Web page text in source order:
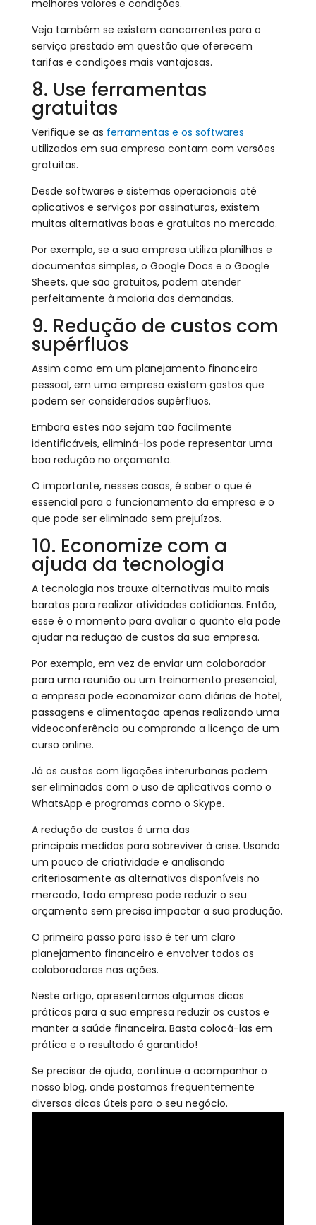
melhores valores e condições.
Veja também se existem concorrentes para o
serviço prestado em questão que oferecem
tarifas e condições mais vantajosas.
8. Use ferramentas
gratuitas
Verifique se as ferramentas e os softwares
utilizados em sua empresa contam com versões
gratuitas.
Desde softwares e sistemas operacionais até
aplicativos e serviços por assinaturas, existem
muitas alternativas boas e gratuitas no mercado.
Por exemplo, se a sua empresa utiliza planilhas e
documentos simples, o Google Docs e o Google
Sheets, que são gratuitos, podem atender
perfeitamente à maioria das demandas.
9. Redução de custos com
supérfluos
Assim como em um planejamento financeiro
pessoal, em uma empresa existem gastos que
podem ser considerados supérfluos.
Embora estes não sejam tão facilmente
identificáveis, eliminá-los pode representar uma
boa redução no orçamento.
O importante, nesses casos, é saber o que é
essencial para o funcionamento da empresa e o
que pode ser eliminado sem prejuízos.
10. Economize com a
ajuda da tecnologia
A tecnologia nos trouxe alternativas muito mais
baratas para realizar atividades cotidianas. Então,
esse é o momento para avaliar o quanto ela pode
ajudar na redução de custos da sua empresa.
Por exemplo, em vez de enviar um colaborador
para uma reunião ou um treinamento presencial,
a empresa pode economizar com diárias de hotel,
passagens e alimentação apenas realizando uma
videoconferência ou comprando a licença de um
curso online.
Já os custos com ligações interurbanas podem
ser eliminados com o uso de aplicativos como o
WhatsApp e programas como o Skype.
A redução de custos é uma das
principais medidas para sobreviver à crise. Usando
um pouco de criatividade e analisando
criteriosamente as alternativas disponíveis no
mercado, toda empresa pode reduzir o seu
orçamento sem precisa impactar a sua produção.
O primeiro passo para isso é ter um claro
planejamento financeiro e envolver todos os
colaboradores nas ações.
Neste artigo, apresentamos algumas dicas
práticas para a sua empresa reduzir os custos e
manter a saúde financeira. Basta colocá-las em
prática e o resultado é garantido!
Se precisar de ajuda, continue a acompanhar o
nosso blog, onde postamos frequentemente
diversas dicas úteis para o seu negócio.